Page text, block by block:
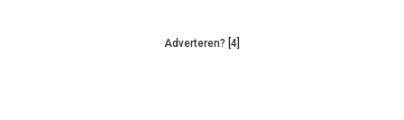
Adverteren? [4]